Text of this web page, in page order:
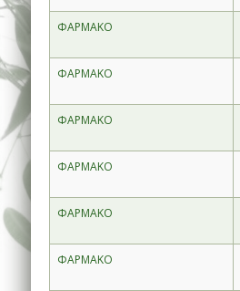
ΦΑΡΜΑΚΟ
ΦΑΡΜΑΚΟ
ΦΑΡΜΑΚΟ
ΦΑΡΜΑΚΟ
ΦΑΡΜΑΚΟ
ΦΑΡΜΑΚΟ